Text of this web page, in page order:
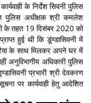
के निर्देश सिवनी पुलिस
पुलिस अधीक्षक श्री कमलेश
के तहत 19 दिसंबर 2020 को
हुई थी कि डूंण्डासिवनी में
के साथ मिलकर अपने घर में
अनुविभागीय अधिकारी पुलिस
प्रभारी श्री देवकरण
पर कार्यवाही हेतु आदेशित